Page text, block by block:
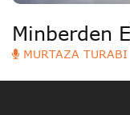
Minberden
MURTAZA TURABI